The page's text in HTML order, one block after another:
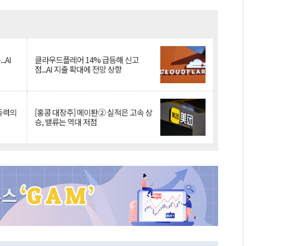
클라우드플레어 14% 급등해 신고
점...AI 지출 확대에 전망 상향
의 [홍콩 대장주] 메이퇀② 실적은 고속 상
승, 밸류는 역대 저점